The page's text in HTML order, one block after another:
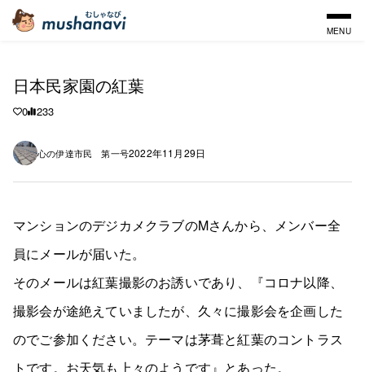
MENU
日本民家園の紅葉
0 233
心の伊達市民 第一号2022年11月29日
マンションのデジカメクラブのMさんから、メンバー全
員にメールが届いた。
そのメールは紅葉撮影のお誘いであり、『コロナ以降、
撮影会が途絶えていましたが、久々に撮影会を企画した
のでご参加ください。テーマは茅葺と紅葉のコントラス
トです。お天気も上々のようです』とあった。